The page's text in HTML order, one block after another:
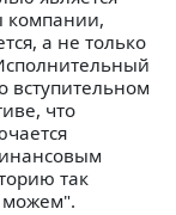
компании,
а не только
вступительном
что
так
можем".